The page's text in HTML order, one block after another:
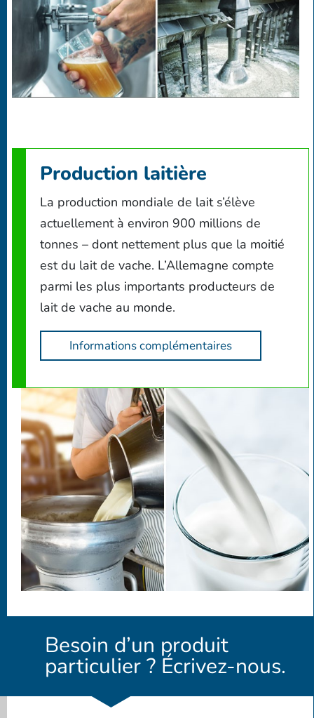
Production laitière
La production mondiale de lait s’élève
actuellement à environ 900 millions de
tonnes – dont nettement plus que la moitié
est du lait de vache. L’Allemagne compte
parmi les plus importants producteurs de
lait de vache au monde.
Informations complémentaires
Besoin d’un produit
particulier ? Écrivez-nous.